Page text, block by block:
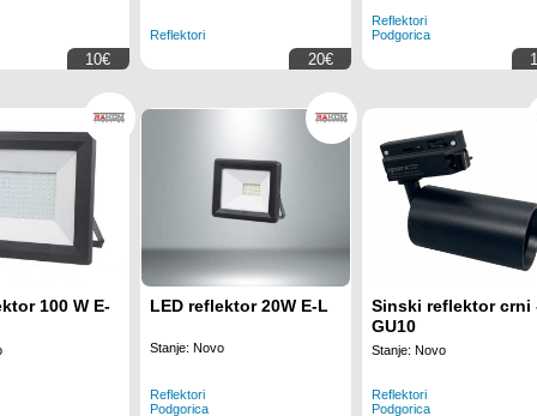
10€
Reflektori
20€
Reflektori
Podgorica
100 W E- LED reflektor 20W E-L
Stanje: Novo
Reflektori
Podgorica
Sinski reflektor crni
GU10
Stanje: Novo
Reflektori
Podgorica